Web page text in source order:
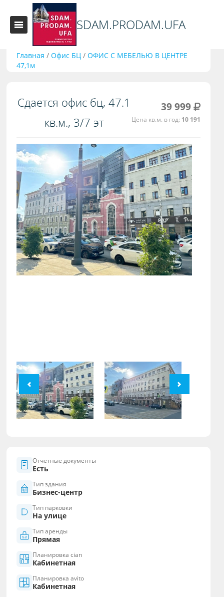
SDAM.PRODAM.UFA
Главная /Офис БЦ /ОФИС С МЕБЕЛЬЮ В ЦЕНТРЕ
47,1м
Сдается офис бц, 47.1
кв.м., 3/7 эт
39 999
Цена кв.м. в год: 10 191
Отчетные документы
Есть
Тип здания
Бизнес-центр
Тип парковки
На улице
Тип аренды
Прямая
Планировка cian
Кабинетная
Планировка avito
Кабинетная